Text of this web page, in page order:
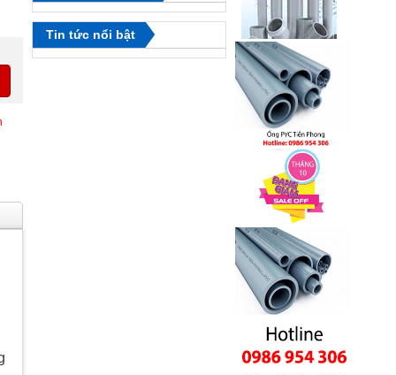
Tin tức nổi bật